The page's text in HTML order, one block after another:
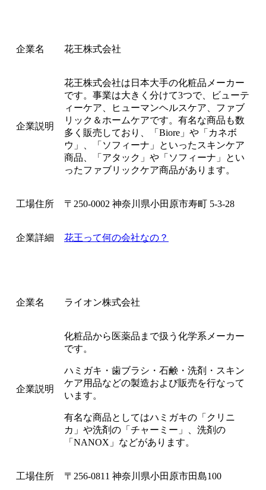
企業名 花王株式会社
企業説明
花王株式会社は日本大手の化粧品メーカー
です。事業は大きく分けて3つで、ビューテ
ィーケア、ヒューマンヘルスケア、ファブ
リック＆ホームケアです。有名な商品も数
多く販売しており、「Biore」や「カネボ
ウ」、「ソフィーナ」といったスキンケア
商品、「アタック」や「ソフィーナ」とい
ったファブリックケア商品があります。
工場住所 〒250-0002 神奈川県小田原市寿町 5-3-28
企業詳細 花王って何の会社なの？
企業名 ライオン株式会社
企業説明
化粧品から医薬品まで扱う化学系メーカー
です。
ハミガキ・歯ブラシ・石鹸・洗剤・スキン
ケア用品などの製造および販売を行なって
います。
有名な商品としてはハミガキの「クリニ
カ」や洗剤の「チャーミー」、洗剤の
「NANOX」などがあります。
工場住所 〒256-0811 神奈川県小田原市田島100